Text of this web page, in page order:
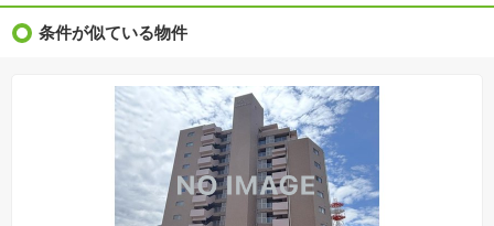
※価格更新：物件価格が変更された日から１週間表示されます。
※建築条件土地の情報内に掲載されている、建物プラン例は、土地購入者の設計プランの参考
の一例であって、プランの採用可否は任意です。
※土地（建築条件なし）で「建物プラン例」が表記してある時、そのプラン例は特定の建築請
負会社によるもので、当該建築請負会社以外で建てた場合、同様のものが同価格で建てられる
とは限りません。また建築請負会社を特定するものではありません。
※建築条件付き土地とは、その土地に建築する建物の建築請負契約が、一定期間内に成立する
ことを条件として売買される土地のことをいいます。建築請負契約成立に向けて設計プランを
協議するため、土地購入者が自己の希望する建物の設計協議をするために必要な相当の期間の
交渉期間が設定され、その期間内で希望を満たすプランが実現できたかどうかにより結論を出
条件が似ている物件